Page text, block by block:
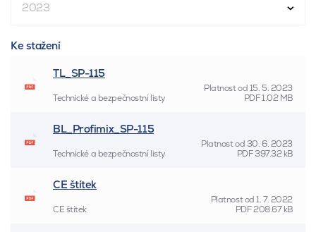
2023
Ke stažení
TL_SP-115
Platnost od15. 5. 2023
Technické a bezpečnostní listy
PDF1.02 MB
BL_Profimix_SP-115
Platnost od 30. 6. 2023
Technické a bezpečnostní listy
PDF 397.32 kB
CE štítek
Platnost od1. 7. 2022
CE štítek
PDF208.67 kB